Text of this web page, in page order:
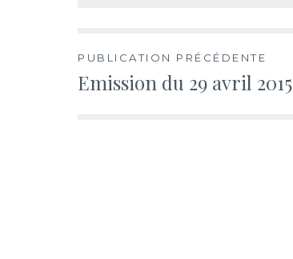
Navigation
PUBLICATION PRÉCÉDENTE
Emission du 29 avril 2015